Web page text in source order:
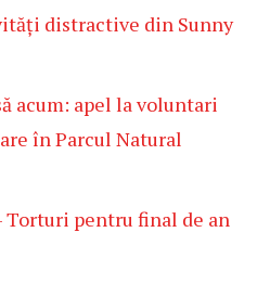
distractive din Sunny
acum: apel la voluntari
în Parcul Natural
Torturi pentru final de an